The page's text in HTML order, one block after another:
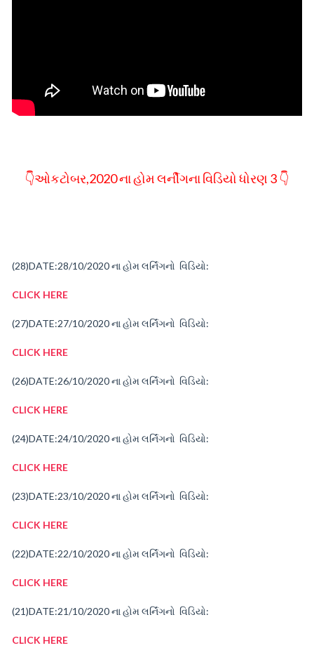
👇ઓકટોબર,2020 ના હોમ લર્નીગના વિડિયો ધોરણ 3 👇
(28)DATE:28/10/2020ના હોમ લર્નિંગનો વિડિયો:
CLICK HERE
(27)DATE:27/10/2020ના હોમ લર્નિંગનો વિડિયો:
CLICK HERE
(26)DATE:26/10/2020ના હોમ લર્નિંગનો વિડિયો:
CLICK HERE
(24)DATE:24/10/2020ના હોમ લર્નિંગનો વિડિયો:
CLICK HERE
(23)DATE:23/10/2020ના હોમ લર્નિંગનો વિડિયો:
CLICK HERE
(22)DATE:22/10/2020ના હોમ લર્નિંગનો વિડિયો:
CLICK HERE
(21)DATE:21/10/2020ના હોમ લર્નિંગનો વિડિયો:
CLICK HERE